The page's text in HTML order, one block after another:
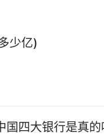
少亿)
国四大银行是真的